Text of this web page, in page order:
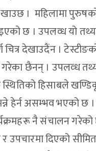
। महिलामा
छ । उपलव्ध यो
चित्र देखाउदैंन ।
गरेका छैनन् । उपलव्ध
हिसाबले
हेर्न असम्भव भएको छ
नै संचालन गरेको
उपचारमा दिएको